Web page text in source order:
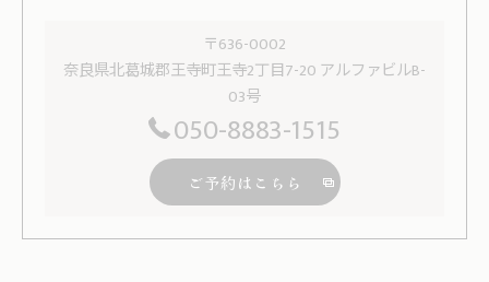
〒636-0002
奈良県北葛城郡王寺町王寺2丁目7-20 アルファビルB-
03号
050-8883-1515
ご予約はこちら